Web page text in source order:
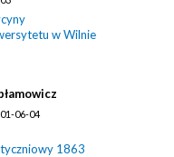
w Wilnie
06-04
1863